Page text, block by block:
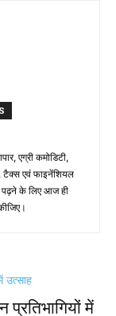
एग्री कमोडिटी,
टैक्स एवं फाइनेंशियल
पढ़ने के लिए आज ही
में